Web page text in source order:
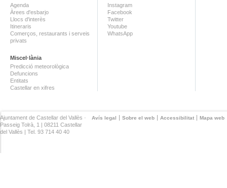
Agenda
Àrees d'esbarjo
Llocs d'interès
Itineraris
Comerços, restaurants i serveis
privats
Miscel·lània
Predicció meteorològica
Defuncions
Entitats
Castellar en xifres
Instagram
Facebook
Twitter
Youtube
WhatsApp
Avís legal Sobre el web Accessibilitat Mapa web
Ajuntament de Castellar del Vallès ·
Passeig Tolrà, 1 | 08211 Castellar
del Vallès | Tel. 93 714 40 40